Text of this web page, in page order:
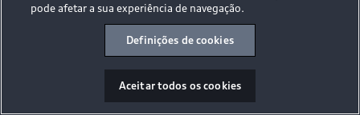
pode afetar a sua experiência de navegação.
Definições de cookies
Aceitar todos os cookies